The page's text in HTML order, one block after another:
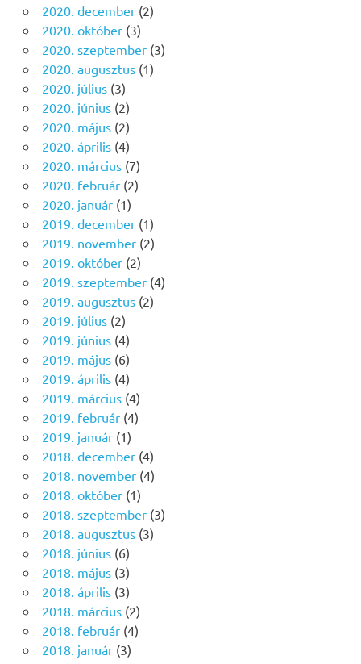
2020. december(2)
2020. október(3)
2020. szeptember(3)
2020. augusztus(1)
2020. július(3)
2020. június(2)
2020. május(2)
2020. április(4)
2020. március(7)
2020. február(2)
2020. január(1)
2019. december(1)
2019. november(2)
2019. október(2)
2019. szeptember(4)
2019. augusztus(2)
2019. július(2)
2019. június(4)
2019. május(6)
2019. április(4)
2019. március(4)
2019. február(4)
2019. január(1)
2018. december(4)
2018. november(4)
2018. október(1)
2018. szeptember(3)
2018. augusztus(3)
2018. június(6)
2018. május(3)
2018. április(3)
2018. március(2)
2018. február(4)
2018. január(3)